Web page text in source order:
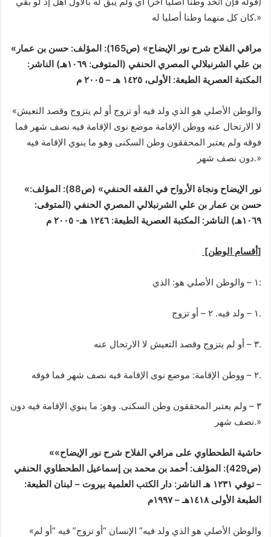
كان كل منهما وطنا أصليا له.»
«مراقي الفلاح شرح نور الإيضاح» (ص165):
المؤلف: حسن بن عمار
بن علي الشرنبلالي المصري الحنفي (المتوفى: ١٠٦٩هـ)
الناشر:
المكتبة العصرية الطبعة: الأولى، ١٤٢٥ هـ – ٢٠٠٥ م
«والوطن الأصلي ‌هو ‌الذي ‌ولد ‌فيه أو تزوج أو لم يتزوج وقصد التعيش
لا الارتحال عنه ووطن الإقامة موضع نوى الإقامة فيه نصف شهر فما
فوقه ولم يعتبر المحققون وطن السكنى وهو ما ينوي الإقامة فيه
دون نصف شهر.»
«نور الإيضاح ونجاة الأرواح في الفقه الحنفي» (ص88):
المؤلف:
حسن بن عمار بن علي الشرنبلالي المصري الحنفي (المتوفى:
١٠٦٩هـ)
الناشر: المكتبة العصرية الطبعة: ١٢٤٦ هـ- ٢٠٠٥ م
[أقسام الوطن]
١ – والوطن الأصلي ‌هو: ‌الذي:
١ – ‌ولد ‌فيه. ٢ – أو تزوج.
٣ – أو لم يتزوج وقصد التعيش لا الارتحال عنه.
٢ – ووطن الإقامة: موضع نوى الإقامة فيه نصف شهر فما فوقه.
٣ – ولم يعتبر المحققون وطن السكنى. وهو: ما ينوي الإقامة فيه دون
نصف شهر.»
«حاشية الطحطاوي على مراقي الفلاح شرح نور الإيضاح»
(ص429):
المؤلف: أحمد بن محمد بن إسماعيل الطحطاوي الحنفي
– توفي ١٢٣١ هـ
الناشر: دار الكتب العلمية بيروت – لبنان الطبعة:
الطبعة الأولى ١٤١٨هـ – ١٩٩٧م
«والوطن الأصلي ‌هو ‌الذي ‌ولد ‌فيه” الإنسان “أو تزوج” فيه “أو لم